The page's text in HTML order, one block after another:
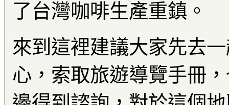
了台灣咖啡生產重鎮。
來到這裡建議大家先去
心，索取旅遊導覽手冊